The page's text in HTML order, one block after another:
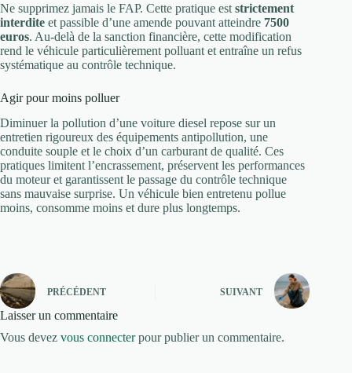
Ne supprimez jamais le FAP. Cette pratique est strictement
interdite et passible d’une amende pouvant atteindre 7500
euros. Au-delà de la sanction financière, cette modification
rend le véhicule particulièrement polluant et entraîne un refus
systématique au contrôle technique.
Agir pour moins polluer
Diminuer la pollution d’une voiture diesel repose sur un
entretien rigoureux des équipements antipollution, une
conduite souple et le choix d’un carburant de qualité. Ces
pratiques limitent l’encrassement, préservent les performances
du moteur et garantissent le passage du contrôle technique
sans mauvaise surprise. Un véhicule bien entretenu pollue
moins, consomme moins et dure plus longtemps.
PRÉCÉDENT SUIVANT
Laisser un commentaire
Vous devez vous connecterpour publier un commentaire.